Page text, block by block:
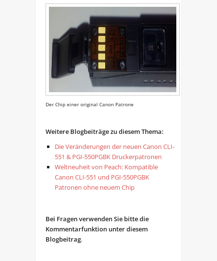
Der Chip einer original Canon Patrone
Weitere Blogbeiträge zu diesem Thema:
Die Veränderungen der neuen Canon CLI-
551 & PGI-550PGBK Druckerpatronen
Weltneuheit von Peach: Kompatible
Canon CLI-551 und PGI-550PGBK
Patronen ohne neuem Chip
Bei Fragen verwenden Sie bitte die
Kommentarfunktion unter diesem
Blogbeitrag.